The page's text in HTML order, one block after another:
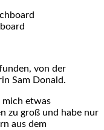
von der
Sam Donald.
mich etwas
zu groß und habe nur
aus dem